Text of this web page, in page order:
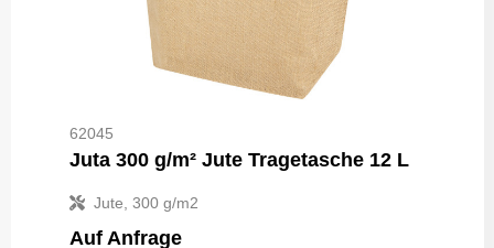
62045
Juta 300 g/m² Jute Tragetasche 12 L
Jute, 300 g/m2
Auf Anfrage